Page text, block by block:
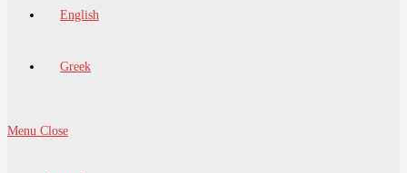
English
Greek
Menu Close